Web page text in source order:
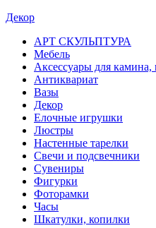
Декор
АРТ СКУЛЬПТУРА
Мебель
Аксессуары для камина,
Антиквариат
Вазы
Декор
Елочные игрушки
Люстры
Настенные тарелки
Свечи и подсвечники
Сувениры
Фигурки
Фоторамки
Часы
Шкатулки, копилки